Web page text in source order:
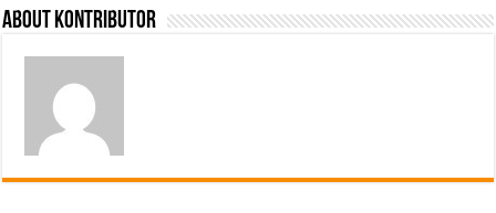
About Kontributor